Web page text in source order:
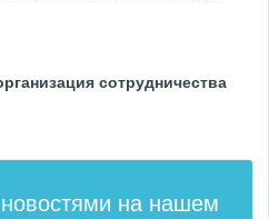
сотрудничества
на нашем